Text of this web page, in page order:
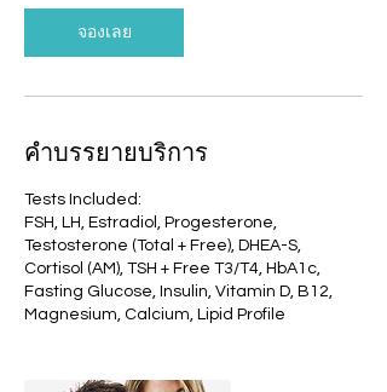
จองเลย
คำบรรยายบริการ
Tests Included:
FSH, LH, Estradiol, Progesterone,
Testosterone (Total + Free), DHEA-S,
Cortisol (AM), TSH + Free T3/T4, HbA1c,
Fasting Glucose, Insulin, Vitamin D, B12,
Magnesium, Calcium, Lipid Profile